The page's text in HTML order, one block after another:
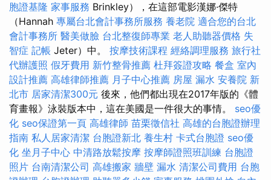
胞證基隆 家事服務 Brinkley），在這部電影漢娜·傑特
（Hannah 專屬台北會計事務所服務 養老院 適合您的台北
會計事務所 醫美做臉 台北整復師專業 老人助聽器價格 失
智症 記帳 Jeter）中。 按摩技術課程 經絡調理服務 旅行社
代辦護照 假牙費用 新竹整骨推薦 杜拜簽證攻略 餐盒 室內
設計推薦 高雄律師推薦 月子中心推薦 房屋 漏水 安養院 新
北市 居家清潔300元 後來，他們都出現在2017年版的《體
育畫報》泳裝版本中，這在美國是一件很大的事情。 seo優
化 seo保證第一頁 高雄律師 苗栗徵信社 高雄的台胞證辦理
指南 私人居家清潔 台胞證新北 養生村 卡式台胞證 seo優
化 坐月子中心 中清路放鬆按摩 按摩師證照班訓練 台胞證
照片 台南清潔公司 高雄搬家 牆壁 漏水 清潔公司費用 台胞